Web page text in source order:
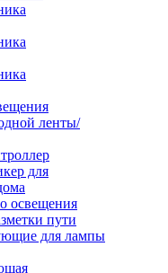
ленты/
для
освещения
пути
для лампы